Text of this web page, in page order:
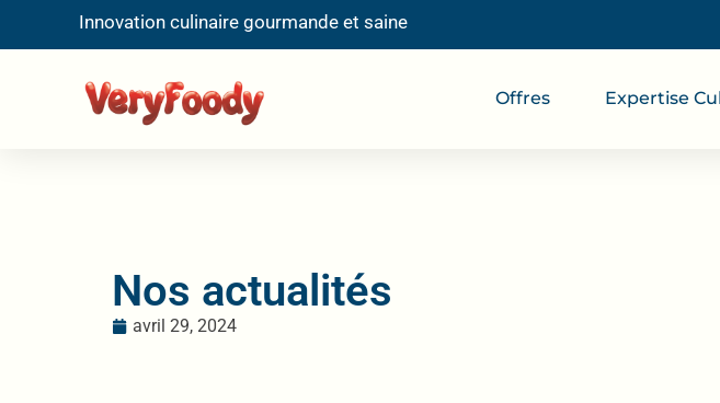
Innovation culinaire gourmande et saine
Offres Expertise
Nos actualités
avril 29, 2024